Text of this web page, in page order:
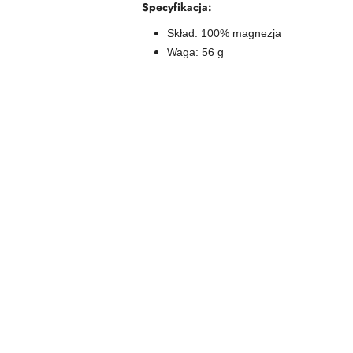
Specyfikacja:
Skład: 100% magnezja
Waga: 56 g